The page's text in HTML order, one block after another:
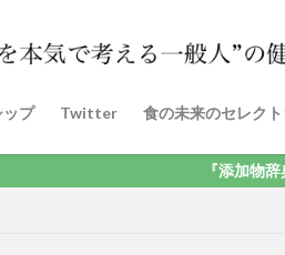
ップ Twitter 食の未来のセレク
『添加物辞典』で気になる